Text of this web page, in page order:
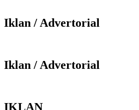
Iklan / Advertorial
Iklan / Advertorial
IKLAN